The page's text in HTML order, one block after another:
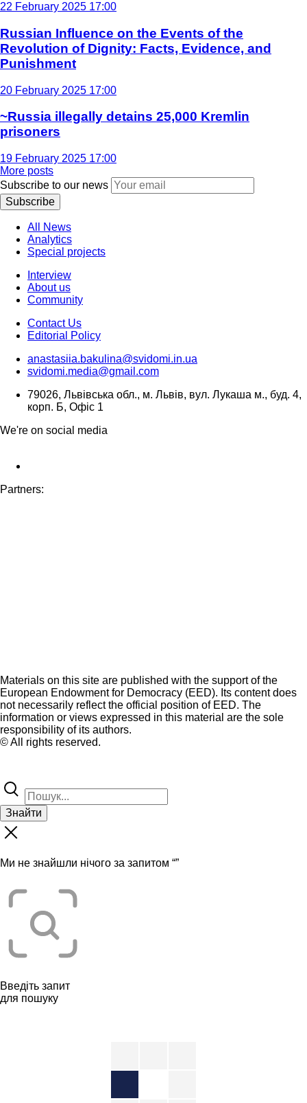
22 February 2025 17:00
Russian Influence on the Events of the
Revolution of Dignity: Facts, Evidence, and
Punishment
20 February 2025 17:00
~Russia illegally detains 25,000 Kremlin
prisoners
19 February 2025 17:00
More posts
Subscribe to our news
Subscribe
All News
Analytics
Special projects
Interview
About us
Community
Contact Us
Editorial Policy
anastasiia.bakulina@svidomi.in.ua
svidomi.media@gmail.com
79026, Львівська обл., м. Львів, вул. Лукаша м., буд. 4,
корп. Б, Офіс 1
We're on social media
Partners:
Materials on this site are published with the support of the
European Endowment for Democracy (EED). Its content does
not necessarily reflect the official position of EED. The
information or views expressed in this material are the sole
responsibility of its authors.
© All rights reserved.
Знайти
Ми не знайшли нічого за запитом “”
Введіть запит
для пошуку